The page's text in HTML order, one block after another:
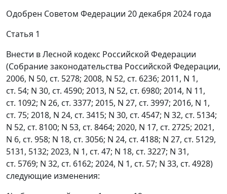
Одобрен Советом Федерации 20 декабря 2024 года
Статья 1
Внести в Лесной кодекс Российской Федерации
(Собрание законодательства Российской Федерации,
2006, N 50, ст. 5278; 2008, N 52, ст. 6236; 2011, N 1,
ст. 54; N 30, ст. 4590; 2013, N 52, ст. 6980; 2014, N 11,
ст. 1092; N 26, ст. 3377; 2015, N 27, ст. 3997; 2016, N 1,
ст. 75; 2018, N 24, ст. 3415; N 30, ст. 4547; N 32, ст. 5134;
N 52, ст. 8100; N 53, ст. 8464; 2020, N 17, ст. 2725; 2021,
N 6, ст. 958; N 18, ст. 3056; N 24, ст. 4188; N 27, ст. 5129,
5131, 5132; 2023, N 1, ст. 47; N 18, ст. 3227; N 31,
ст. 5769; N 32, ст. 6162; 2024, N 1, ст. 57; N 33, ст. 4928)
следующие изменения: